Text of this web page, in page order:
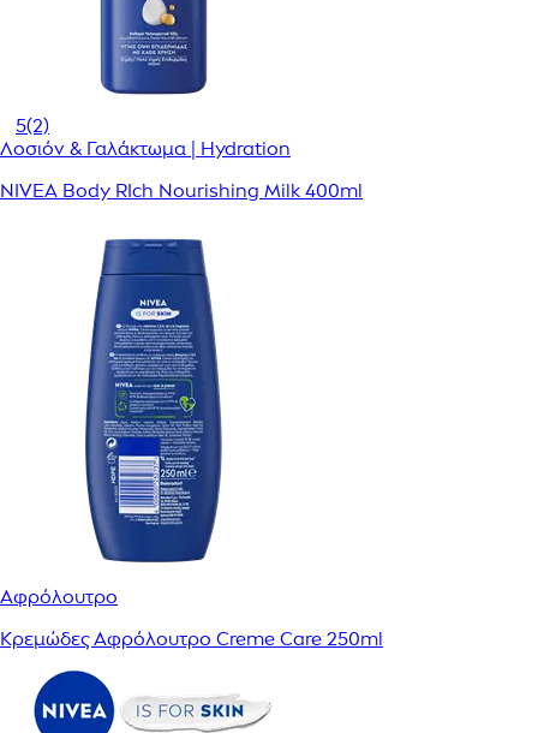
5(2)
Λοσιόν & Γαλάκτωμα | Hydration
NIVEA Body RIch Nourishing Milk 400ml
Αφρόλουτρο
Κρεμώδες Αφρόλουτρο Creme Care 250ml